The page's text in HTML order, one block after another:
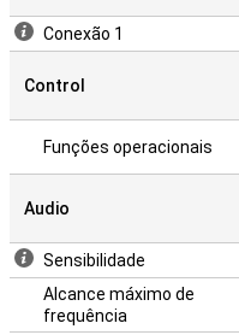
Conexão 1
Control
Funções operacionais
Audio
Sensibilidade
Alcance máximo de
frequência